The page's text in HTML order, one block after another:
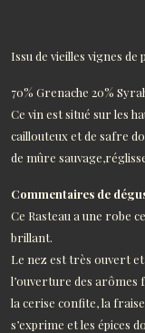
Issu de vieilles vignes de
70% Grenache 20%
Ce vin est situé sur les
caillouteux et de safre
de mûre
Commentaires de
Ce Rasteau a une robe
brillant.
Le nez est très ouvert
l’ouverture des arômes
la cerise confite, la
s’exprime et les épices